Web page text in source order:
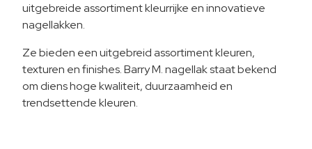
uitgebreide assortiment kleurrijke en innovatieve
nagellakken.
Ze bieden een uitgebreid assortiment kleuren,
texturen en finishes. Barry M. nagellak staat bekend
om diens hoge kwaliteit, duurzaamheid en
trendsettende kleuren.